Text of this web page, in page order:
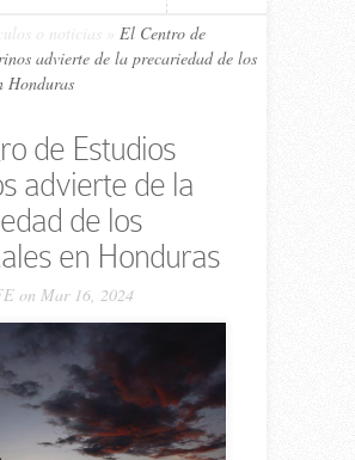
o noticias
El Centro de
advierte de la precariedad de los
Honduras
de Estudios
advierte de la
de los
en Honduras
on Mar 16, 2024